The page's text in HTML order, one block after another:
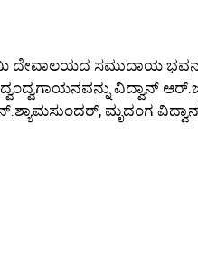
ದೇವಾಲಯದ ಸಮುದಾಯ
ದ್ವಂದ್ವಗಾಯನವನ್ನು ವಿದ್ವಾನ್
ಮೃದಂಗ